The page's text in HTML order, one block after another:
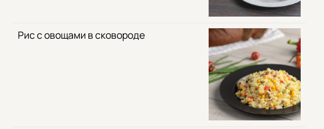
Рис с овощами в сковороде